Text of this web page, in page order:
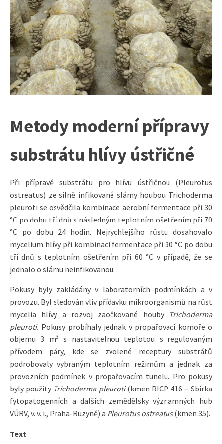
Metody moderní přípravy
substrátu hlívy ústřičné
Při přípravě substrátu pro hlívu ústřičnou (Pleurotus
ostreatus) ze silně infikované slámy houbou Trichoderma
pleuroti se osvědčila kombinace aerobní fermentace při 30
°C po dobu tří dnů s následným teplotním ošetřením při 70
°C po dobu 24 hodin. Nejrychlejšího růstu dosahovalo
mycelium hlívy při kombinaci fermentace při 30 °C po dobu
tří dnů s teplotním ošetřením při 60 °C v případě, že se
jednalo o slámu neinfikovanou.
Pokusy byly zakládány v laboratorních podmínkách a v
provozu. Byl sledován vliv přídavku mikroorganismů na růst
mycelia hlívy a rozvoj zaočkované houby
Trichoderma
pleuroti. Pokusy probíhaly jednak v propařovací komoře o
objemu 3 m3
s nastavitelnou teplotou s regulovaným
přívodem páry, kde se zvolené receptury substrátů
podrobovaly vybraným teplotním režimům a jednak za
provozních podmínek v propařovacím tunelu. Pro pokusy
byly použity Trichoderma pleuroti(kmen RICP 416 – Sbírka
fytopatogenních a dalších zemědělsky významných hub
VÚRV, v. v. i., Praha-Ruzyně) a Pleurotus ostreatus(kmen 35).
Text